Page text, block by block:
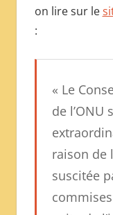
on lire sur le
:
« Le
de l’ONU
raison de
suscitée